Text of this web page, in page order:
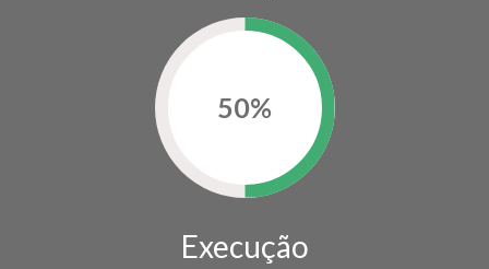
50%
Execução